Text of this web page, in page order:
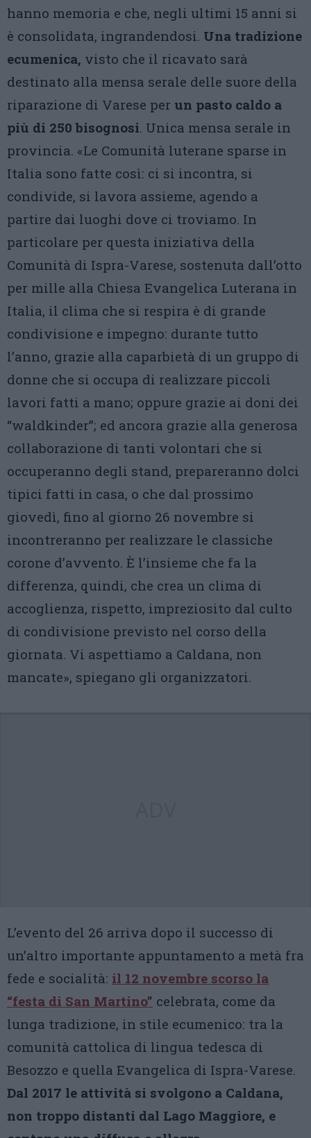
hanno memoria e che, negli ultimi 15 anni si
è consolidata, ingrandendosi. Una tradizione
ecumenica, visto che il ricavato sarà
destinato alla mensa serale delle suore della
riparazione di Varese per un pasto caldo a
più di 250 bisognosi. Unica mensa serale in
provincia. «Le Comunità luterane sparse in
Italia sono fatte così: ci si incontra, si
condivide, si lavora assieme, agendo a
partire dai luoghi dove ci troviamo. In
particolare per questa iniziativa della
Comunità di Ispra-Varese, sostenuta dall’otto
per mille alla Chiesa Evangelica Luterana in
Italia, il clima che si respira è di grande
condivisione e impegno: durante tutto
l’anno, grazie alla caparbietà di un gruppo di
donne che si occupa di realizzare piccoli
lavori fatti a mano; oppure grazie ai doni dei
“waldkinder”; ed ancora grazie alla generosa
collaborazione di tanti volontari che si
occuperanno degli stand, prepareranno dolci
tipici fatti in casa, o che dal prossimo
giovedì, fino al giorno 26 novembre si
incontreranno per realizzare le classiche
corone d’avvento. È l’insieme che fa la
differenza, quindi, che crea un clima di
accoglienza, rispetto, impreziosito dal culto
di condivisione previsto nel corso della
giornata. Vi aspettiamo a Caldana, non
mancate», spiegano gli organizzatori.
L’evento del 26 arriva dopo il successo di
un’altro importante appuntamento a metà fra
fede e socialità: il 12 novembre scorso la
“festa di San Martino” celebrata, come da
lunga tradizione, in stile ecumenico: tra la
comunità cattolica di lingua tedesca di
Besozzo e quella Evangelica di Ispra-Varese.
Dal 2017 le attività si svolgono a Caldana,
non troppo distanti dal Lago Maggiore, e